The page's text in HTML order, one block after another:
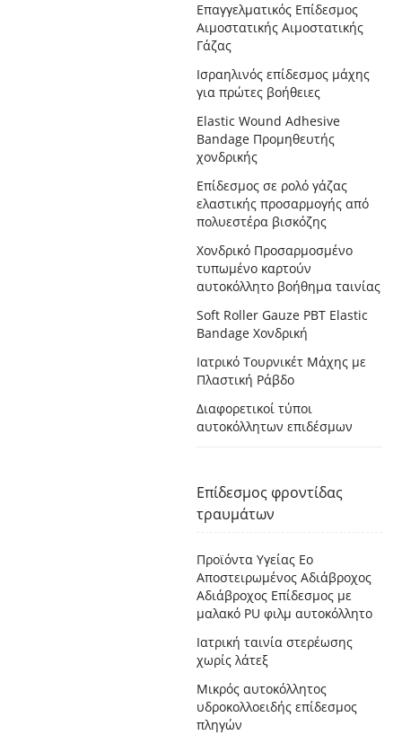
Επαγγελματικός Επίδεσμος
Αιμοστατικής Αιμοστατικής
Γάζας
Ισραηλινός επίδεσμος μάχης
για πρώτες βοήθειες
Elastic Wound Adhesive
Bandage Προμηθευτής
χονδρικής
Επίδεσμος σε ρολό γάζας
ελαστικής προσαρμογής από
πολυεστέρα βισκόζης
Χονδρικό Προσαρμοσμένο
τυπωμένο καρτούν
αυτοκόλλητο βοήθημα ταινίας
Soft Roller Gauze PBT Elastic
Bandage Χονδρική
Ιατρικό Τουρνικέτ Μάχης με
Πλαστική Ράβδο
Διαφορετικοί τύποι
αυτοκόλλητων επιδέσμων
Επίδεσμος φροντίδας
τραυμάτων
Προϊόντα Υγείας Eo
Αποστειρωμένος Αδιάβροχος
Αδιάβροχος Επίδεσμος με
μαλακό PU φιλμ αυτοκόλλητο
Ιατρική ταινία στερέωσης
χωρίς λάτεξ
Μικρός αυτοκόλλητος
υδροκολλοειδής επίδεσμος
πληγών